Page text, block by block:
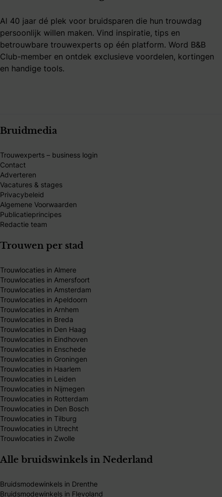
Al 40 jaar dé plek voor bruidsparen die hun trouwdag
persoonlijk willen maken. Vind inspiratie, tips en
betrouwbare trouwexperts op één platform. Word B&B
Club-member en ontdek exclusieve voordelen, kortingen
en handige tools.
Bruidmedia
Trouwexperts – business login
Contact
Adverteren
Vacatures & stages
Privacybeleid
Algemene Voorwaarden
Publicatieprincipes
Redactie team
Trouwen per stad
Trouwlocaties in Almere
Trouwlocaties in Amersfoort
Trouwlocaties in Amsterdam
Trouwlocaties in Apeldoorn
Trouwlocaties in Arnhem
Trouwlocaties in Breda
Trouwlocaties in Den Haag
Trouwlocaties in Eindhoven
Trouwlocaties in Enschede
Trouwlocaties in Groningen
Trouwlocaties in Haarlem
Trouwlocaties in Leiden
Trouwlocaties in Nijmegen
Trouwlocaties in Rotterdam
Trouwlocaties in Den Bosch
Trouwlocaties in Tilburg
Trouwlocaties in Utrecht
Trouwlocaties in Zwolle
Alle bruidswinkels in Nederland
Bruidsmodewinkels in Drenthe
Bruidsmodewinkels in Flevoland